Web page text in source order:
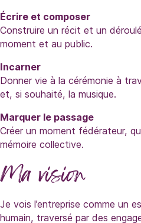
Écrire et composer
Construire un récit et un
moment et au public.
Incarner
Donner vie à la cérémonie à
et, si souhaité, la musique.
Marquer le passage
Créer un moment fédérateur,
mémoire collective.
Ma vision
Je vois l’entreprise comme un
humain, traversé par des